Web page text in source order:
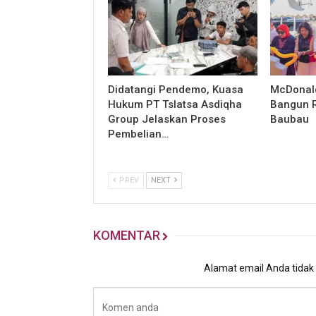
Didatangi Pendemo, Kuasa
Hukum PT Tslatsa Asdiqha
Group Jelaskan Proses
Pembelian…
Bangun
Baubau
PREV NEXT
KOMENTAR
Alamat email Anda